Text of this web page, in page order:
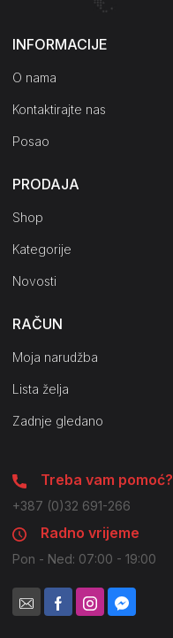
INFORMACIJE
O nama
Kontaktirajte nas
Posao
PRODAJA
Shop
Kategorije
Novosti
RAČUN
Moja narudžba
Lista želja
Zadnje gledano
Treba vam pomoć?
+387 (0)32 691-266
Radno vrijeme
Pon - Ned: 07:00 - 19:00